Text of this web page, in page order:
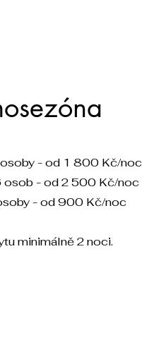
- od 1 800 Kč/noc
osob - od 2 500 Kč/noc
- od 900 Kč/noc
minimálně 2 noci.